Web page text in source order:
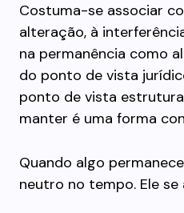
Costuma-se associar
alteração, à
na permanência como
do ponto de vista
ponto de vista
manter é uma forma
Quando algo
neutro no tempo. Ele se